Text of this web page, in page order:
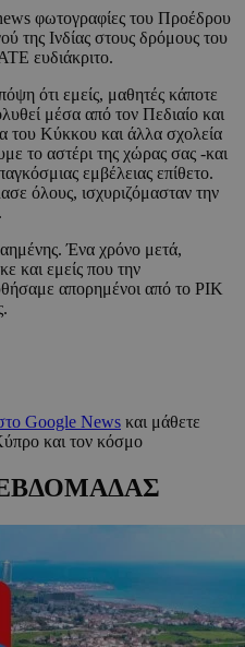
φωτογραφίες του Προέδρου
της Ινδίας στους δρόμους του
ευδιάκριτο.
ότι εμείς, μαθητές κάποτε
μέσα από τον Πεδιαίο και
του Κύκκου και άλλα σχολεία
το αστέρι της χώρας σας -και
εμβέλειας επίθετο.
όλους, ισχυριζόμασταν την
Ένα χρόνο μετά,
και εμείς που την
απορημένοι από το ΡΙΚ
Google News και μάθετε
και τον κόσμο